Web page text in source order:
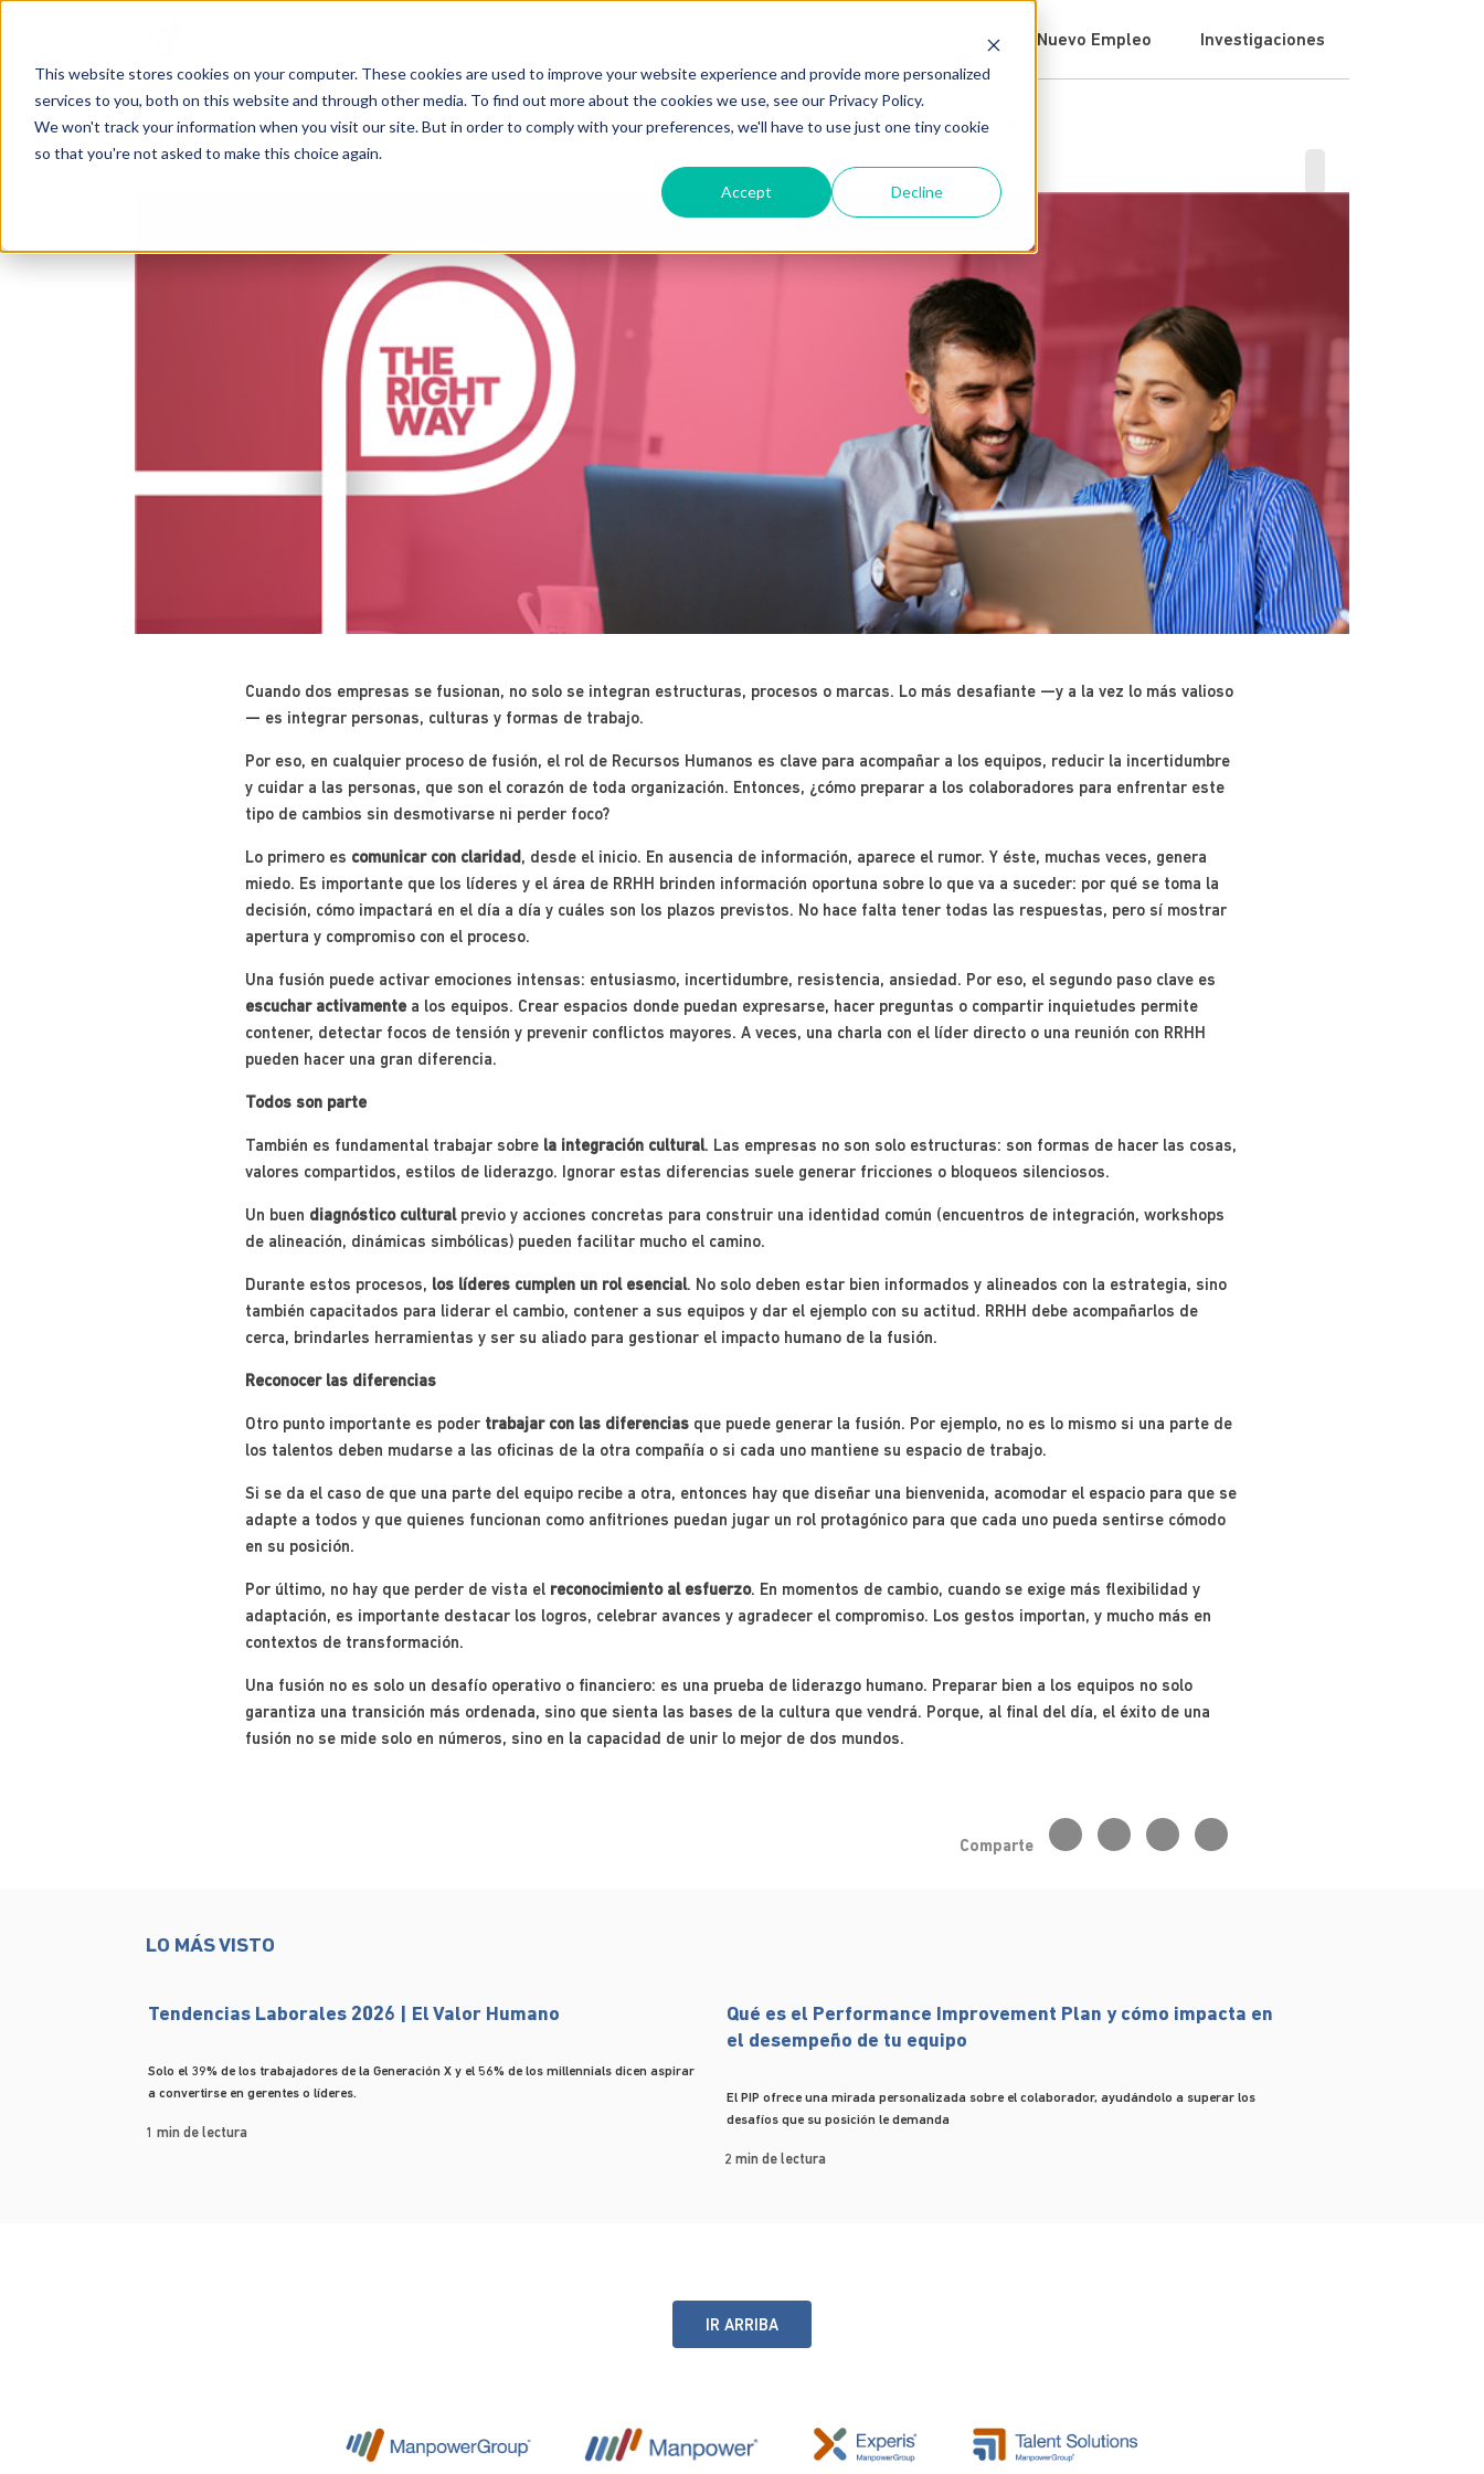
This website stores cookies on your computer. These cookies are used to improve your website experience and provide more personalized
services to you, both on this website and through other media. To find out more about the cookies we use, see our Privacy Policy.
We won't track your information when you visit our site. But in order to comply with your preferences, we'll have to use just one tiny cookie
so that you're not asked to make this choice again.
Accept Decline
Tu Nuevo Empleo Investigaciones
FUSIONES EMPRESARIALES: CÓMO PREPARAR A LOS EQUIPOS PARA TRANSITAR EL CAMBIO
2 min de lectura
Cuando dos empresas se fusionan, no solo se integran estructuras, procesos o marcas. Lo más desafiante —y a la vez lo más valioso
— es integrar personas, culturas y formas de trabajo.
Por eso, en cualquier proceso de fusión, el rol de Recursos Humanos es clave para acompañar a los equipos, reducir la incertidumbre
y cuidar a las personas, que son el corazón de toda organización. Entonces, ¿cómo preparar a los colaboradores para enfrentar este
tipo de cambios sin desmotivarse ni perder foco?
Lo primero es comunicar con claridad, desde el inicio. En ausencia de información, aparece el rumor. Y éste, muchas veces, genera
miedo. Es importante que los líderes y el área de RRHH brinden información oportuna sobre lo que va a suceder: por qué se toma la
decisión, cómo impactará en el día a día y cuáles son los plazos previstos. No hace falta tener todas las respuestas, pero sí mostrar
apertura y compromiso con el proceso.
Una fusión puede activar emociones intensas: entusiasmo, incertidumbre, resistencia, ansiedad. Por eso, el segundo paso clave es
escuchar activamente a los equipos. Crear espacios donde puedan expresarse, hacer preguntas o compartir inquietudes permite
contener, detectar focos de tensión y prevenir conflictos mayores. A veces, una charla con el líder directo o una reunión con RRHH
pueden hacer una gran diferencia.
Todos son parte
También es fundamental trabajar sobre la integración cultural. Las empresas no son solo estructuras: son formas de hacer las cosas,
valores compartidos, estilos de liderazgo. Ignorar estas diferencias suele generar fricciones o bloqueos silenciosos.
Un buen diagnóstico culturalprevio y acciones concretas para construir una identidad común (encuentros de integración, workshops
de alineación, dinámicas simbólicas) pueden facilitar mucho el camino.
Durante estos procesos, los líderes cumplen un rol esencial. No solo deben estar bien informados y alineados con la estrategia, sino
también capacitados para liderar el cambio, contener a sus equipos y dar el ejemplo con su actitud. RRHH debe acompañarlos de
cerca, brindarles herramientas y ser su aliado para gestionar el impacto humano de la fusión.
Reconocer las diferencias
Otro punto importante es poder trabajar con las diferencias que puede generar la fusión. Por ejemplo, no es lo mismo si una parte de
los talentos deben mudarse a las oficinas de la otra compañía o si cada uno mantiene su espacio de trabajo.
Si se da el caso de que una parte del equipo recibe a otra, entonces hay que diseñar una bienvenida, acomodar el espacio para que se
adapte a todos y que quienes funcionan como anfitriones puedan jugar un rol protagónico para que cada uno pueda sentirse cómodo
en su posición.
Por último, no hay que perder de vista el reconocimiento al esfuerzo. En momentos de cambio, cuando se exige más flexibilidad y
adaptación, es importante destacar los logros, celebrar avances y agradecer el compromiso. Los gestos importan, y mucho más en
contextos de transformación.
Una fusión no es solo un desafío operativo o financiero: es una prueba de liderazgo humano. Preparar bien a los equipos no solo
garantiza una transición más ordenada, sino que sienta las bases de la cultura que vendrá. Porque, al final del día, el éxito de una
fusión no se mide solo en números, sino en la capacidad de unir lo mejor de dos mundos.
Comparte
LO MÁS VISTO
Tendencias Laborales 2026 | El Valor Humano
Solo el 39% de los trabajadores de la Generación X y el 56% de los millennials dicen aspirar
a convertirse en gerentes o líderes.
1 min de lectura
Qué es el Performance Improvement Plan y cómo impacta en
el desempeño de tu equipo
El PIP ofrece una mirada personalizada sobre el colaborador, ayudándolo a superar los
desafíos que su posición le demanda
2 min de lectura
IR ARRIBA